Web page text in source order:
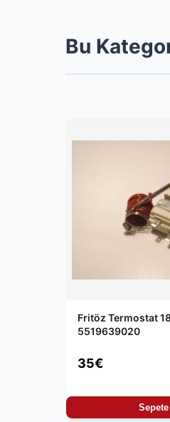
Bu
Fritöz Termostat
5519639020
35€